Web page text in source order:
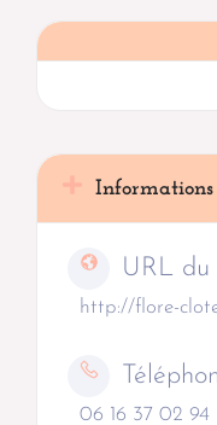
Informations
URL du
http://flore-
06 16 37 02 94